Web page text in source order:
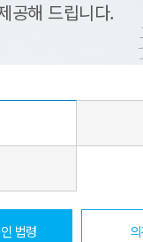
공해 드립니다.
법령